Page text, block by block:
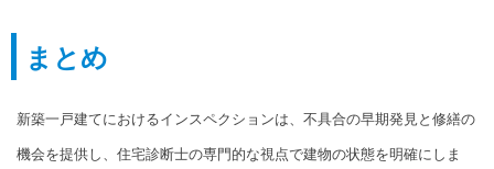
まとめ
新築一戸建てにおけるインスペクションは、不具合の早期発見と修繕の
機会を提供し、住宅診断士の専門的な視点で建物の状態を明確にしま